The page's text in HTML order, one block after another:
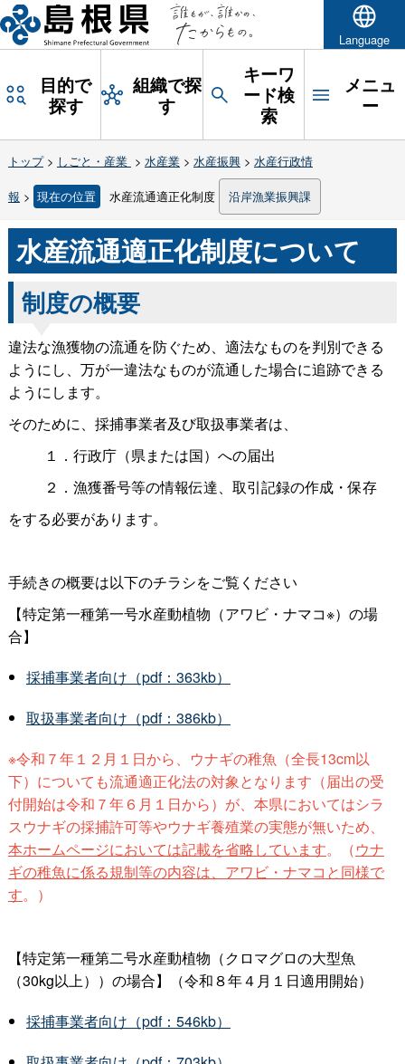
Language
目的で
探す
組織で探
す
キーワ
ード検
索
メニュ
ー
トップ> しごと・産業 > 水産業> 水産振興> 水産行政情
報 > 現在の位置 水産流通適正化制度 沿岸漁業振興課
水産流通適正化制度について
制度の概要
違法な漁獲物の流通を防ぐため、適法なものを判別できる
ようにし、万が一違法なものが流通した場合に追跡できる
ようにします。
そのために、採捕事業者及び取扱事業者は、
１．行政庁（県または国）への届出
２．漁獲番号等の情報伝達、取引記録の作成・保存
をする必要があります。
手続きの概要は以下のチラシをご覧ください
【特定第一種第一号水産動植物（アワビ・ナマコ※）の場
合】
採捕事業者向け（pdf：363kb）
取扱事業者向け（pdf：386kb）
※令和７年１２月１日から、ウナギの稚魚（全長13cm以
下）についても流通適正化法の対象となります（届出の受
付開始は令和７年６月１日から）が、本県においてはシラ
スウナギの採捕許可等やウナギ養殖業の実態が無いため、
本ホームページにおいては記載を省略しています。（ウナ
ギの稚魚に係る規制等の内容は、アワビ・ナマコと同様で
す。）
【特定第一種第二号水産動植物（クロマグロの大型魚
（30kg以上））の場合】（令和８年４月１日適用開始）
採捕事業者向け（pdf：546kb）